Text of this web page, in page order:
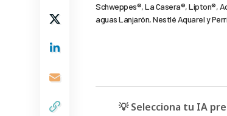
Schweppes®, La Casera®, Lipton®,
aguas Lanjarón, Nestlé Aquarel y
💡 Selecciona tu IA